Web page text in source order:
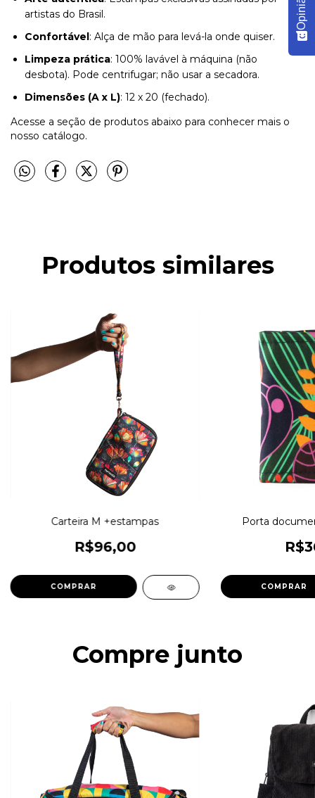
artistas do Brasil.
Confortável: Alça de mão para levá-la onde quiser.
Limpeza prática: 100% lavável à máquina (não
desbota). Pode centrifugar; não usar a secadora.
Dimensões (A x L): 12 x 20 (fechado).
Acesse a seção de produtos abaixo para conhecer mais o
nosso catálogo.
Produtos similares
Carteira M +estampas
R$96,00
COMPRAR
Porta
COMPRAR
Compre junto
Opinião